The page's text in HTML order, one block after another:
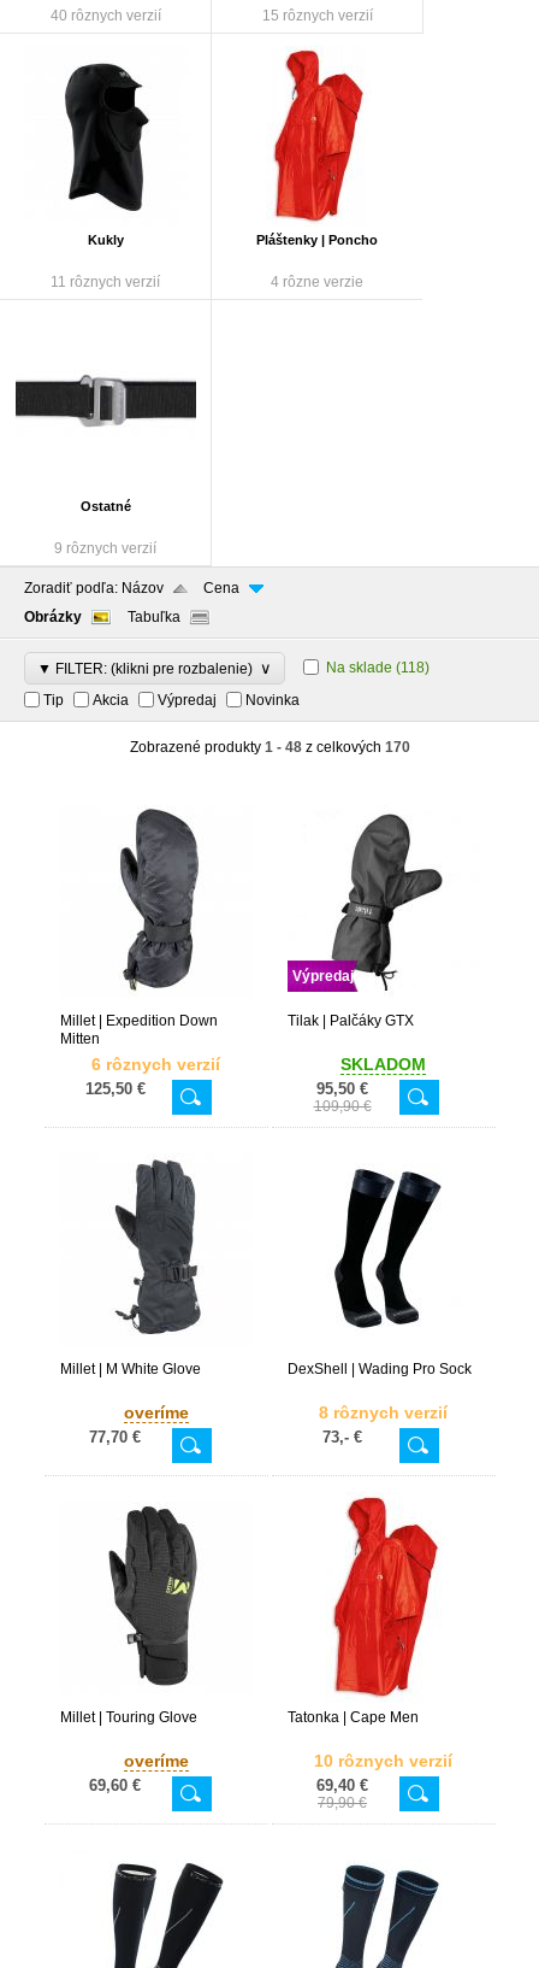
40 rôznych verzií 15 rôznych verzií
Kukly
11 rôznych verzií
Pláštenky | Poncho
4 rôzne verzie
Ostatné
9 rôznych verzií
Zoradiť podľa: Názov
Cena
Obrázky
Tabuľka
▼ FILTER: (klikni pre rozbalenie) ∨ Na sklade (118)
Tip
Akcia Výpredaj Novinka
Zobrazené produkty 1 - 48z celkových 170
Millet | Expedition Down
Mitten
6 rôznych verzií
125,50 €
Výpredaj
Tilak | Palčáky GTX
SKLADOM
95,50 €
109,90 €
Millet | M White Glove
overíme
77,70 €
DexShell | Wading Pro Sock
8 rôznych verzií
73,- €
Millet | Touring Glove
overíme
69,60 €
Tatonka | Cape Men
10 rôznych verzií
69,40 €
79,90 €